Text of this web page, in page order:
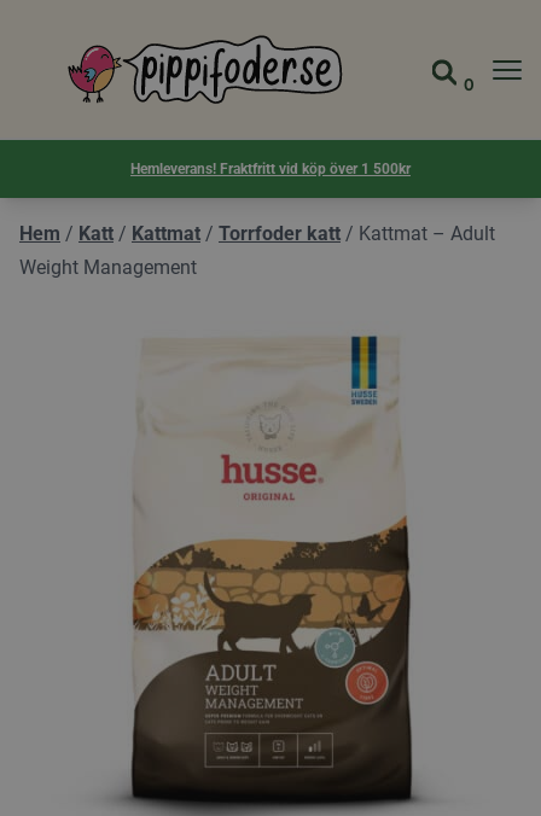
Pippifoder logotyp Gå till
Visa
0
Hemleverans! Fraktfritt vid köp över 1 500kr
Hem / Katt / Kattmat / Torrfoder katt / Kattmat – Adult
Weight Management